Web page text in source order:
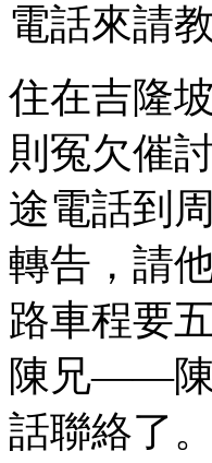
電話來請
住在吉隆
則冤欠催
途電話到
轉告，請
路車程要
陳兄――陳
話聯絡了。